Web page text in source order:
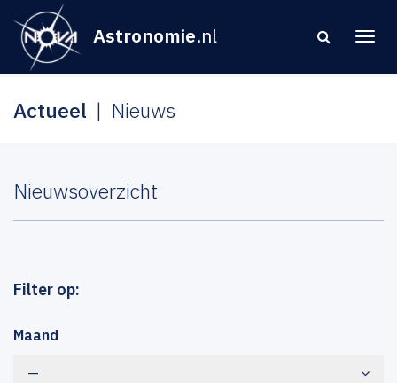
Astronomie.nl
Actueel Nieuws
Nieuwsoverzicht
Filter op:
Maand
—